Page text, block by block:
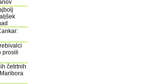
prosili
četrtnih